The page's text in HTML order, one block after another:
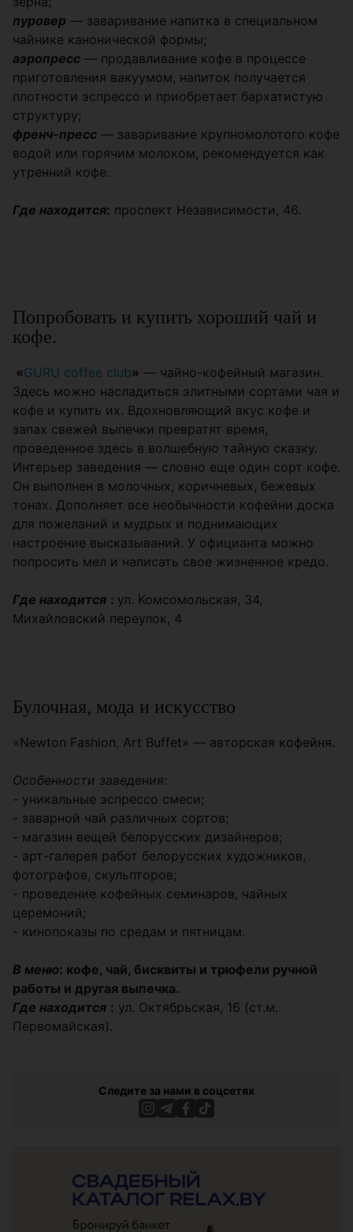
пуровер — заваривание напитка в специальном
чайнике канонической формы;
аэропресс — продавливание кофе в процессе
приготовления вакуумом, напиток получается
плотности эспрессо и приобретает бархатистую
структуру;
френч-пресс — заваривание крупномолотого кофе
водой или горячим молоком, рекомендуется как
утренний кофе.
Где находится: проспект Независимости, 46.
Попробовать и купить хороший чай и
кофе.
«GURU coffee club» — чайно-кофейный магазин.
Здесь можно насладиться элитными сортами чая и
кофе и купить их. Вдохновляющий вкус кофе и
запах свежей выпечки превратят время,
проведенное здесь в волшебную тайную сказку.
Интерьер заведения — словно еще один сорт кофе.
Он выполнен в молочных, коричневых, бежевых
тонах. Дополняет все необычности кофейни доска
для пожеланий и мудрых и поднимающих
настроение высказываний. У официанта можно
попросить мел и написать свое жизненное кредо.
Где находится : ул. Комсомольская, 34,
Михайловский переулок, 4
Булочная, мода и искусство
«Newton Fashion. Art Buffet» — авторская кофейня.
Особенности заведения:
- уникальные эспрессо смеси;
- заварной чай различных сортов;
- магазин вещей белорусских дизайнеров;
- арт-галерея работ белорусских художников,
фотографов, скульпторов;
- проведение кофейных семинаров, чайных
церемоний;
- кинопоказы по средам и пятницам.
В меню: кофе, чай, бисквиты и трюфели ручной
работы и другая выпечка.
Где находится : ул. Октябрьская, 16 (ст.м.
Первомайская).
Следите за нами в соцсетях